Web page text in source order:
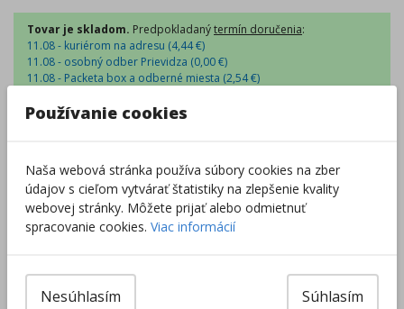
Tovar je skladom. Predpokladanýtermín doručenia:
11.08 - kuriérom na adresu (4,44€)
11.08 - osobný odber Prievidza (0,00€)
11.08 - Packeta box a odberné miesta (2,54€)
Centrálny sklad: 0 ks
– +
Používanie cookies
Naša webová stránka používa súbory cookies na zber
údajov s cieľom vytvárať štatistiky na zlepšenie kvality
webovej stránky. Môžete prijať alebo odmietnuť
spracovanie cookies. Viac informácií
Súhlasím
Nesúhlasím